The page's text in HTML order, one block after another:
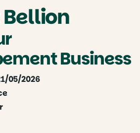
Business
05/2026